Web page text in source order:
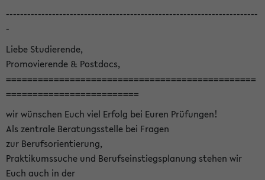
-----------------------------------------------------------------------
-
Liebe Studierende,
Promovierende & Postdocs,
===============================================
=========================
wir wünschen Euch viel Erfolg bei Euren Prüfungen!
Als zentrale Beratungsstelle bei Fragen
zur Berufsorientierung,
Praktikumssuche und Berufseinstiegsplanung stehen wir
Euch auch in der